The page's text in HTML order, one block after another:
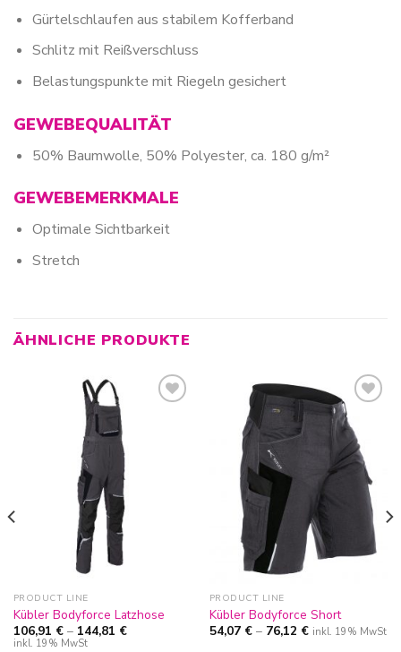
Gürtelschlaufen aus stabilem Kofferband
Schlitz mit Reißverschluss
Belastungspunkte mit Riegeln gesichert
GEWEBEQUALITÄT
50% Baumwolle, 50% Polyester, ca. 180 g/m²
GEWEBEMERKMALE
Optimale Sichtbarkeit
Stretch
ÄHNLICHE PRODUKTE
PRODUCT LINE
Kübler Bodyforce Latzhose
106,91 €– 144,81 €
inkl. 19% MwSt
Zur
Wunschliste
hinzufügen
PRODUCT LINE
Kübler Bodyforce Short
54,07 €– 76,12 € inkl. 19% MwSt